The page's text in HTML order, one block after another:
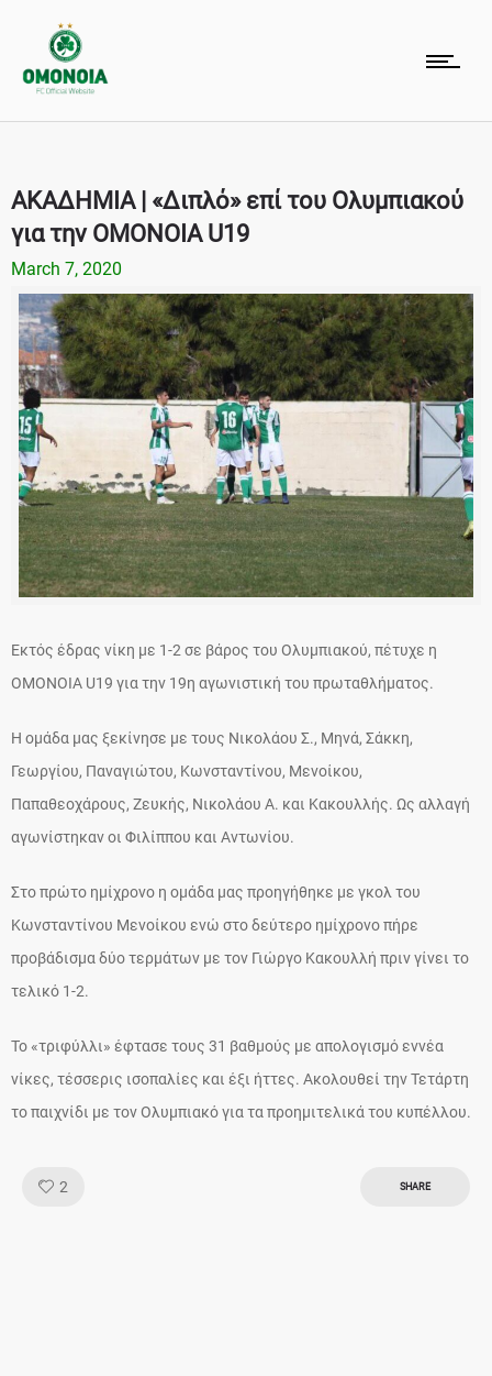
ΑΚΑΔΗΜΙΑ | «Διπλό» επί του Ολυμπιακού
για την ΟΜΟΝΟΙΑ U19
March 7, 2020
Εκτός έδρας νίκη με 1-2 σε βάρος του Ολυμπιακού, πέτυχε η
ΟΜΟΝΟΙΑ U19 για την 19η αγωνιστική του πρωταθλήματος.
Η ομάδα μας ξεκίνησε με τους Νικολάου Σ., Μηνά, Σάκκη,
Γεωργίου, Παναγιώτου, Κωνσταντίνου, Μενοίκου,
Παπαθεοχάρους, Ζευκής, Νικολάου Α. και Κακουλλής. Ως αλλαγή
αγωνίστηκαν οι Φιλίππου και Αντωνίου.
Στο πρώτο ημίχρονο η ομάδα μας προηγήθηκε με γκολ του
Κωνσταντίνου Μενοίκου ενώ στο δεύτερο ημίχρονο πήρε
προβάδισμα δύο τερμάτων με τον Γιώργο Κακουλλή πριν γίνει το
τελικό 1-2.
Το «τριφύλλι» έφτασε τους 31 βαθμούς με απολογισμό εννέα
νίκες, τέσσερις ισοπαλίες και έξι ήττες. Ακολουθεί την Τετάρτη
το παιχνίδι με τον Ολυμπιακό για τα προημιτελικά του κυπέλλου.
2 SHARE